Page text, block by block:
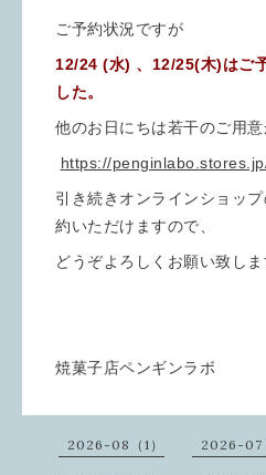
ご予約状況ですが
12/24 (水) 、12/25(木)はご
した。
他のお日にちは若干のご用意
https://
引き続きオンラインショッ
約いただけますので、
どうぞよろしくお願い致しま
焼菓子店ペンギンラボ
2026-08（1） 2026-07